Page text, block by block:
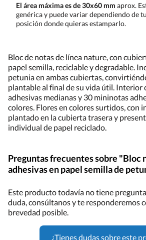
El área máxima es de 30x60 mm aprox.
genérica y puede variar dependiendo de
posición donde quieras estamparlo.
Bloc de notas de línea nature, con
papel semilla, reciclable y degradable.
petunia en ambas cubiertas,
plantable al final de su vida útil. Interior
adhesivas medianas y 30 mininotas
colores. Flores en colores surtidos, con
plantado en la cubierta trasera y
individual de papel reciclado.
Preguntas frecuentes sobre "Bloc
adhesivas en papel semilla de
Este producto todavía no tiene
duda, consúltanos y te responderemos
brevedad posible.
¿Tienes dudas sobre este